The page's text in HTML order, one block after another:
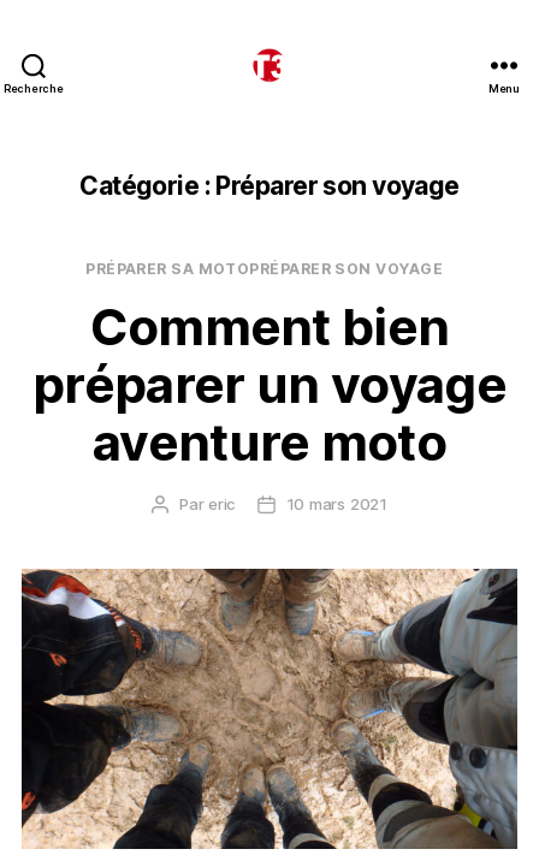
Recherche Menu
Catégorie : Préparer son voyage
Catégories
PRÉPARER SA MOTOPRÉPARER SON VOYAGE
Comment bien
préparer un voyage
aventure moto
Auteur
Pareric
Date10 mars 2021